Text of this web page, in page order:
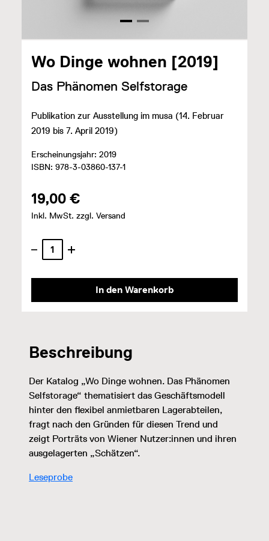
Wo Dinge wohnen [2019]
Das Phänomen Selfstorage
Publikation zur Ausstellung im musa (14. Februar
2019 bis 7. April 2019)
Erscheinungsjahr: 2019
ISBN: 978-3-03860-137-1
19,00 €
Inkl. MwSt. zzgl. Versand
In den Warenkorb
Beschreibung
Der Katalog „Wo Dinge wohnen. Das Phänomen
Selfstorage“ thematisiert das Geschäftsmodell
hinter den flexibel anmietbaren Lagerabteilen,
fragt nach den Gründen für diesen Trend und
zeigt Porträts von Wiener Nutzer:innen und ihren
ausgelagerten „Schätzen“.
Leseprobe